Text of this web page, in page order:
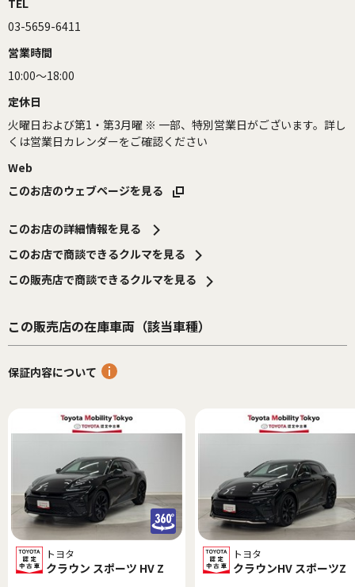
03-5659-6411
営業時間
10:00～18:00
定休日
火曜日および第1・第3月曜 ※ 一部、特別営業日がございます。詳し
くは営業日カレンダーをご確認ください
Web
このお店のウェブページを見る
このお店の詳細情報を見る
このお店で商談できるクルマを見る
この販売店で商談できるクルマを見る
この販売店の在庫車両（該当車種）
保証内容について
トヨタ
クラウン スポーツ HV Z
トヨタ
クラウンHV スポーツZ